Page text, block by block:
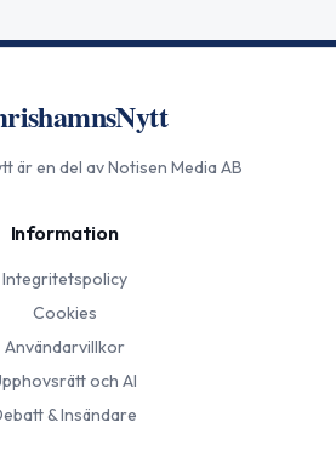
är en del av Notisen Media AB
Information
Integritetspolicy
Cookies
Användarvillkor
och AI
& Insändare